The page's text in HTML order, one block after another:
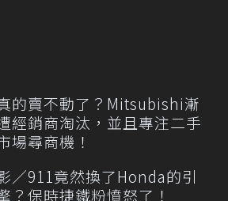
的賣不動了？Mitsubishi漸
經銷商淘汰，並且專注二手
場尋商機！
／911竟然換了Honda的引
？保時捷鐵粉憤怒了！